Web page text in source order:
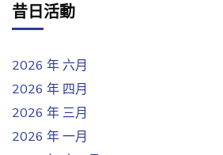
昔日活動
2026 年 六月
2026 年 四月
2026 年 三月
2026 年 一月